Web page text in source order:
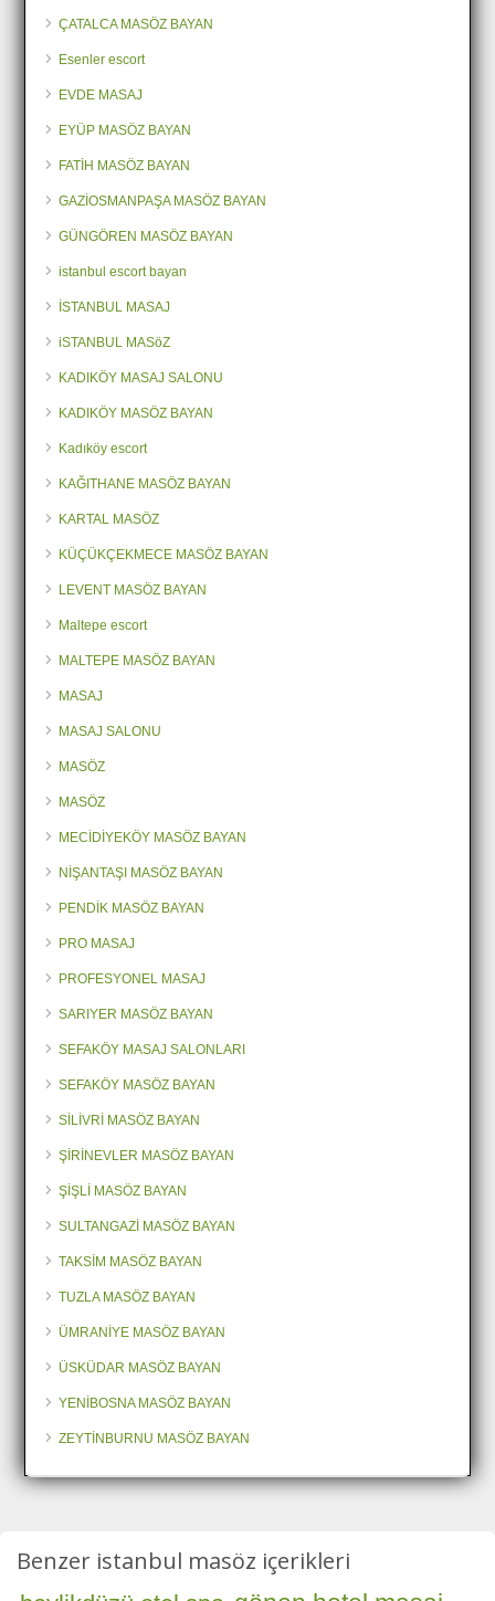
ÇATALCA MASÖZ BAYAN
Esenler escort
EVDE MASAJ
EYÜP MASÖZ BAYAN
FATİH MASÖZ BAYAN
GAZİOSMANPAŞA MASÖZ BAYAN
GÜNGÖREN MASÖZ BAYAN
istanbul escort bayan
İSTANBUL MASAJ
iSTANBUL MASöZ
KADIKÖY MASAJ SALONU
KADIKÖY MASÖZ BAYAN
Kadıköy escort
KAĞITHANE MASÖZ BAYAN
KARTAL MASÖZ
KÜÇÜKÇEKMECE MASÖZ BAYAN
LEVENT MASÖZ BAYAN
Maltepe escort
MALTEPE MASÖZ BAYAN
MASAJ
MASAJ SALONU
MASÖZ
MASÖZ
MECİDİYEKÖY MASÖZ BAYAN
NİŞANTAŞI MASÖZ BAYAN
PENDİK MASÖZ BAYAN
PRO MASAJ
PROFESYONEL MASAJ
SARIYER MASÖZ BAYAN
SEFAKÖY MASAJ SALONLARI
SEFAKÖY MASÖZ BAYAN
SİLİVRİ MASÖZ BAYAN
ŞİRİNEVLER MASÖZ BAYAN
ŞİŞLİ MASÖZ BAYAN
SULTANGAZİ MASÖZ BAYAN
TAKSİM MASÖZ BAYAN
TUZLA MASÖZ BAYAN
ÜMRANİYE MASÖZ BAYAN
ÜSKÜDAR MASÖZ BAYAN
YENİBOSNA MASÖZ BAYAN
ZEYTİNBURNU MASÖZ BAYAN
Benzer istanbul masöz içerikleri